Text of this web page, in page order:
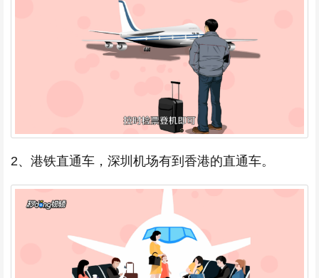
2、港铁直通车，深圳机场有到香港的直通车。